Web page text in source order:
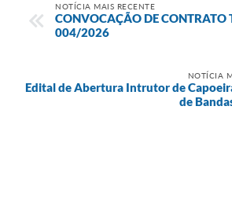
NOTÍCIA MAIS RECENTE
CONVOCAÇÃO DE CONTRATO
004/2026
NOTÍCIA
Edital de Abertura Intrutor de
de